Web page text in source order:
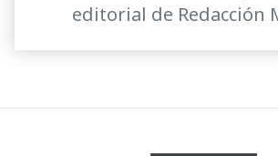
editorial de Redacción